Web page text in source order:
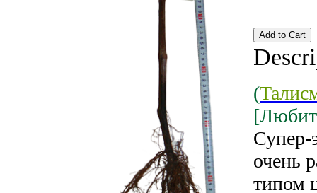
(
Супер-
очень
типом